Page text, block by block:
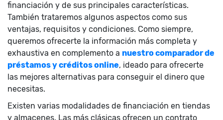
financiación y de sus principales características.
También trataremos algunos aspectos como sus
ventajas, requisitos y condiciones. Como siempre,
queremos ofrecerte la información más completa y
exhaustiva en complemento a nuestro comparador de
préstamos y créditos online, ideado para ofrecerte
las mejores alternativas para conseguir el dinero que
necesitas.
Existen varias modalidades de financiación en tiendas
y almacenes. Las más clásicas ofrecen un contrato